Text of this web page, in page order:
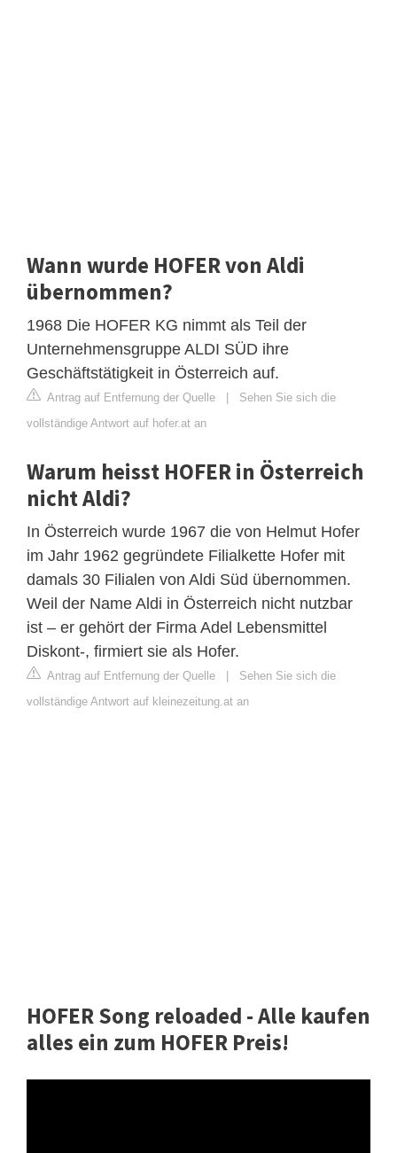
Wann wurde HOFER von Aldi
übernommen?
1968 Die HOFER KG nimmt als Teil der
Unternehmensgruppe ALDI SÜD ihre
Geschäftstätigkeit in Österreich auf.
Antrag auf Entfernung der Quelle
Sehen Sie sich die
vollständige Antwort auf hofer.at an
Warum heisst HOFER in Österreich
nicht Aldi?
In Österreich wurde 1967 die von Helmut Hofer
im Jahr 1962 gegründete Filialkette Hofer mit
damals 30 Filialen von Aldi Süd übernommen.
Weil der Name Aldi in Österreich nicht nutzbar
ist – er gehört der Firma Adel Lebensmittel
Diskont-, firmiert sie als Hofer.
Antrag auf Entfernung der Quelle
Sehen Sie sich die
vollständige Antwort auf kleinezeitung.at an
HOFER Song reloaded - Alle kaufen
alles ein zum HOFER Preis!